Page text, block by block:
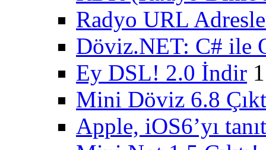
Radyo URL
Döviz.NET: C# ile
Ey DSL! 2.0 İndir
Mini Döviz 6.8
Apple, iOS6’yı